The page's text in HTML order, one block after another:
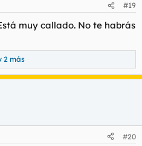
#19
muy callado. No te habrás
2 más
#20